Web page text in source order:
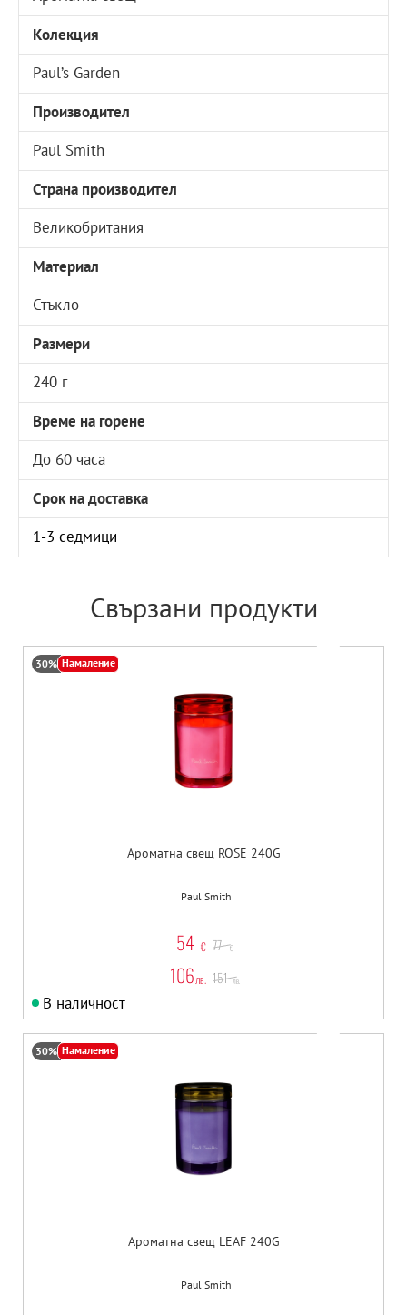
Колекция
Paul’s Garden
Производител
Paul Smith
Страна производител
Великобритания
Материал
Стъкло
Размери
240 г
Време на горене
До 60 часа
Срок на доставка
1-3 седмици
Свързани продукти
30% Намаление
Ароматна свещ ROSE 240G
Paul Smith
54 € 77 €
106лв. 151 лв.
В наличност
30% Намаление
Ароматна свещ LEAF 240G
Paul Smith